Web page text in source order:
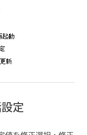
定